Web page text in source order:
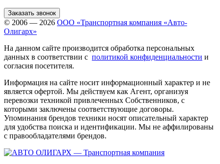
Заказать звонок
© 2006 — 2026 ООО «Транспортная компания «Авто-
Олигарх»
На данном сайте производится обработка персональных
данных в соответствии с политикой конфиденциальности и
согласия посетителя.
Информация на сайте носит информационный характер и не
является офертой. Мы действуем как Агент, организуя
перевозки техникой привлеченных Собственников, с
которыми заключены соответствующие договоры.
Упоминания брендов техники носят описательный характер
для удобства поиска и идентификации. Мы не аффилированы
с правообладателями брендов.